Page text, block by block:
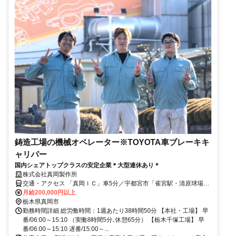
鋳造工場の機械オペレーター※TOYOTA車ブレーキキ
ャリパー
国内シェアトップクラスの安定企業＊大型連休あり＊
株式会社真岡製作所
交通・アクセス 「真岡ＩＣ」車5分／宇都宮市「雀宮駅・清原球場」
より車17分
月給200,000円以上
栃木県真岡市
勤務時間詳細 総労働時間：1週あたり38時間50分 【本社・工場】 早
番/06:00～15:10 （実働8時間5分､休憩65分） 【栃木千塚工場】 早
番/06:00～15:10 遅番/15:00～...